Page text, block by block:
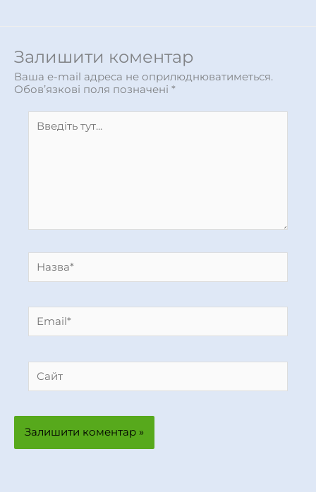
Залишити коментар
Ваша e-mail адреса не оприлюднюватиметься.
Обов’язкові поля позначені *
тут...